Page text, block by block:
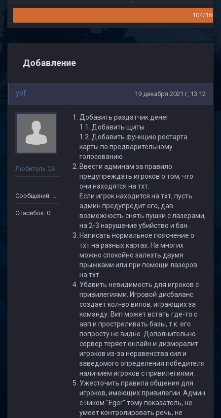
104/160
Добавление
yof 19 декабря 2021 г, 13:12
Любитель CS
Сообщений: 15
Спасибок: 0
Добавить раздатчик денег
1.1. Добавить щиты
1.2. Добавить функцию рестарта
карты по предварительному
голосованию
Ввести админам за правило
предупреждать игроков о том, что
они находятся на тхт.
Если игрок находится на тхт, пусть
админ предупредит его, дав
возможность снять пушки с лазерами,
на 2-3 нарушение убийство и бан.
Написать нормальное пояснение о
тхт на разных картах. На многих
можно спокойно залезть двумя
прыжками или при помощи лазеров
на тхт.
Убавить невидимость для игроков с
привилегиями. Игровой дисбаланс
создает кол-во випов, играющих за
команду. Вип может встать где-то с
авп и простреливать базы, т.к. его
попросту не видно. Дополнительно
сервер теряет онлайн и дизморалит
игроков из-за неравенства сил и
заведомого определения победителя
наличием игроков с привилегиями.
Ужесточить правила общения для
игроков, имеющих привилегии. Админ
с ником "Eger" тому показатель, не
умеет контролировать речь, не